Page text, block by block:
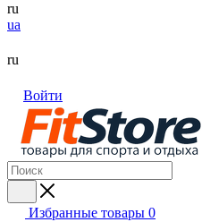
ru
ua
ru
Войти
Избранные товары 0